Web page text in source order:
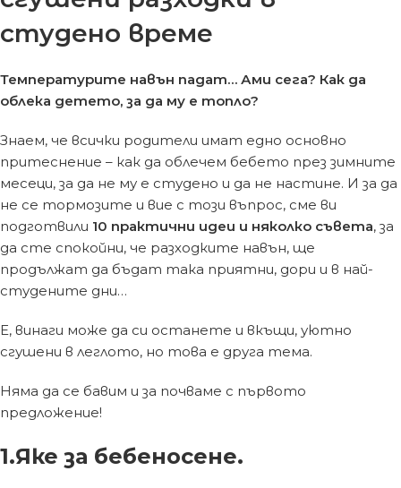
студено време
Температурите навън падат… Ами сега? Как да
облека детето, за да му е топло?
Знаем, че всички родители имат едно основно
притеснение – как да облечем бебето през зимните
месеци, за да не му е студено и да не настине. И за да
не се тормозите и вие с този въпрос, сме ви
подготвили 10 практични идеи и няколко съвета, за
да сте спокойни, че разходките навън, ще
продължат да бъдат така приятни, дори и в най-
студените дни…
Е, винаги може да си останете и вкъщи, уютно
сгушени в леглото, но това е друга тема.
Няма да се бавим и за почваме с първото
предложение!
1.Яке за бебеносене.